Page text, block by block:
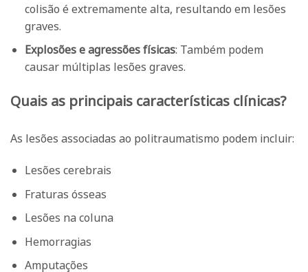
colisão é extremamente alta, resultando em lesões
graves.
Explosões e agressões físicas: Também podem
causar múltiplas lesões graves.
Quais as principais características clínicas?
As lesões associadas ao politraumatismo podem incluir:
Lesões cerebrais
Fraturas ósseas
Lesões na coluna
Hemorragias
Amputações